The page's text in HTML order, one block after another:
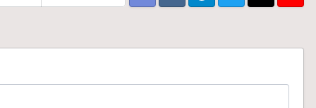
DiscordVK TelegramTwitter Steam